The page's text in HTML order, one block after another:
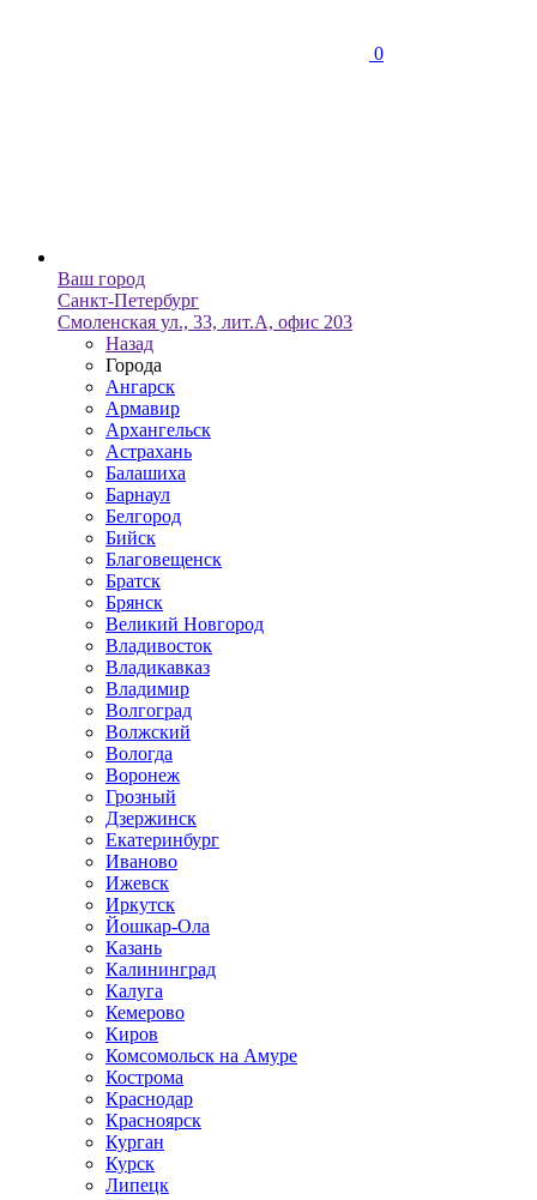
0
Ваш город
Санкт-Петербург
Смоленская ул., 33, лит.А, офис 203
Назад
Города
Ангарск
Армавир
Архангельск
Астрахань
Балашиха
Барнаул
Белгород
Бийск
Благовещенск
Братск
Брянск
Великий Новгород
Владивосток
Владикавказ
Владимир
Волгоград
Волжский
Вологда
Воронеж
Грозный
Дзержинск
Екатеринбург
Иваново
Ижевск
Иркутск
Йошкар-Ола
Казань
Калининград
Калуга
Кемерово
Киров
Комсомольск на Амуре
Кострома
Краснодар
Красноярск
Курган
Курск
Липецк